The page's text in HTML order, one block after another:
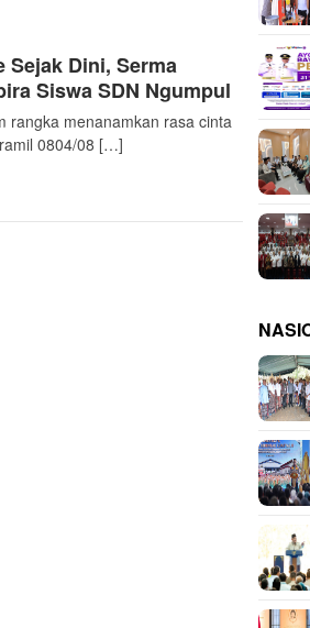
Sejak Dini, Serma
Siswa SDN Ngumpul
rangka menanamkan rasa cinta
0804/08 […]